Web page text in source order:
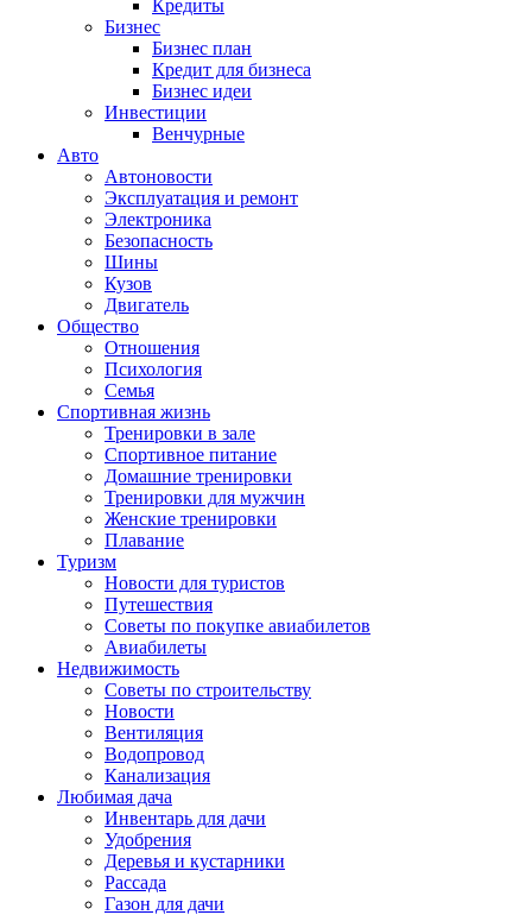
Кредиты
Бизнес
Бизнес план
Кредит для бизнеса
Бизнес идеи
Инвестиции
Венчурные
Авто
Автоновости
Эксплуатация и ремонт
Электроника
Безопасность
Шины
Кузов
Двигатель
Общество
Отношения
Психология
Семья
Спортивная жизнь
Тренировки в зале
Спортивное питание
Домашние тренировки
Тренировки для мужчин
Женские тренировки
Плавание
Туризм
Новости для туристов
Путешествия
Советы по покупке авиабилетов
Авиабилеты
Недвижимость
Советы по строительству
Новости
Вентиляция
Водопровод
Канализация
Любимая дача
Инвентарь для дачи
Удобрения
Деревья и кустарники
Рассада
Газон для дачи